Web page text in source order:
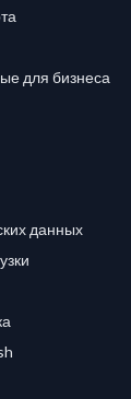
для бизнеса
данных